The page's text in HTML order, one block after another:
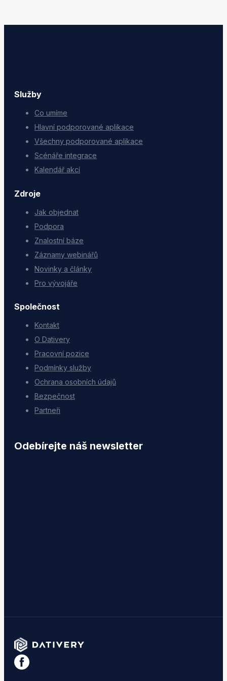
Služby
Co umíme
Hlavní podporované aplikace
Všechny podporované aplikace
Scénáře integrace
Kalendář akcí
Zdroje
Jak objednat
Podpora
Znalostní báze
Záznamy webinářů
Novinky a články
Pro vývojáře
Společnost
Kontakt
O Dativery
Pracovní pozice
Podmínky služby
Ochrana osobních údajů
Bezpečnost
Partneři
Odebírejte náš newsletter